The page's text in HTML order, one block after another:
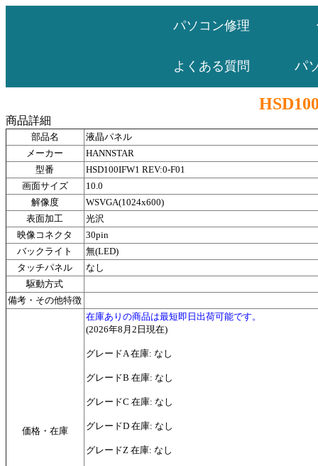
パソコン修理
よくある質問 パ
商品詳細
部品名
液晶パネル
メーカー
HANNSTAR
型番
HSD100IFW1 REV:0-F01
画面サイズ
10.0
解像度
WSVGA(1024x600)
表面加工
光沢
映像コネクタ
30pin
バックライト
無(LED)
タッチパネル
なし
駆動方式
備考・その他特徴
価格・在庫
在庫ありの商品は最短即日出荷可能です。
(2026年8月2日現在)
グレードA 在庫: なし
グレードB 在庫: なし
グレードC 在庫: なし
グレードD 在庫: なし
グレードZ 在庫: なし